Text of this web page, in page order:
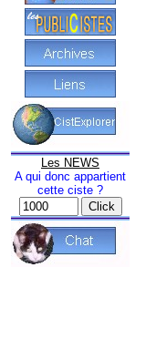
Les NEWS
A qui donc appartient
cette ciste ?